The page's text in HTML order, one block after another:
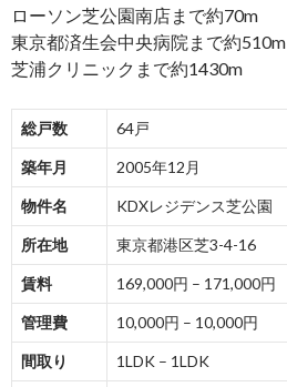
ローソン芝公園南店まで約70m
東京都済生会中央病院まで約510m
芝浦クリニックまで約1430m
総戸数 64戸
築年月 2005年12月
物件名 KDXレジデンス芝公園
所在地 東京都港区芝3-4-16
賃料 169,000円 – 171,000円
管理費 10,000円 – 10,000円
間取り 1LDK – 1LDK